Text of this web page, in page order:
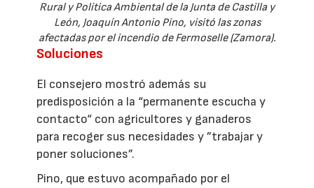
Rural y Política Ambiental de la Junta de Castilla y
León, Joaquín Antonio Pino, visitó las zonas
afectadas por el incendio de Fermoselle (Zamora).
Soluciones
El consejero mostró además su
predisposición a la “permanente escucha y
contacto“ con agricultores y ganaderos
para recoger sus necesidades y ”trabajar y
poner soluciones”.
Pino, que estuvo acompañado por el